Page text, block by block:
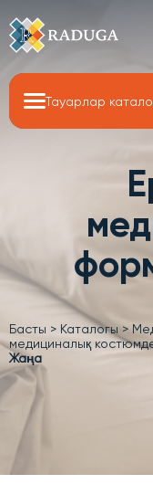
Тауарлар
Басты > Каталогы >
медициналық
Жаңа